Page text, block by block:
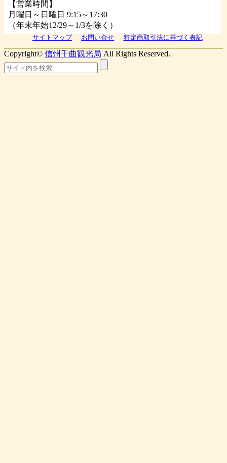
【営業時間】
月曜日～日曜日 9:15～17:30
（年末年始12/29～1/3を除く）
サイトマップ お問い合せ 特定商取引法に基づく表記
Copyright© 信州千曲観光局 All Rights Reserved.